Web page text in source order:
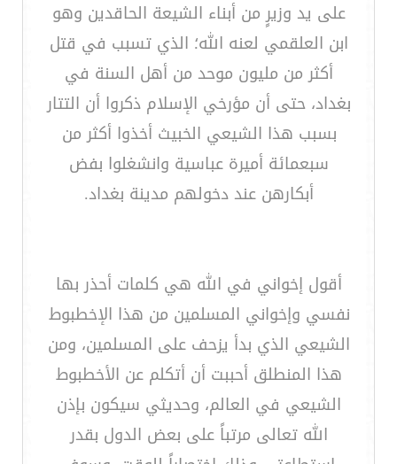
على يد وزيرٍ من أبناء الشيعة الحاقدين وهو
ابن العلقمي لعنه الله؛ الذي تسبب في قتل
أكثر من مليون موحد من أهل السنة في
بغداد، حتى أن مؤرخي الإسلام ذكروا أن التتار
بسبب هذا الشيعي الخبيث أخذوا أكثر من
سبعمائة أميرة عباسية وانشغلوا بفض
أبكارهن عند دخولهم مدينة بغداد.
أقول إخواني في الله هي كلمات أحذر بها
نفسي وإخواني المسلمين من هذا الإخطبوط
الشيعي الذي بدأ يزحف على المسلمين، ومن
هذا المنطلق أحببت أن أتكلم عن الأخطبوط
الشيعي في العالم، وحديثي سيكون بإذن
الله تعالى مرتباً على بعض الدول بقدر